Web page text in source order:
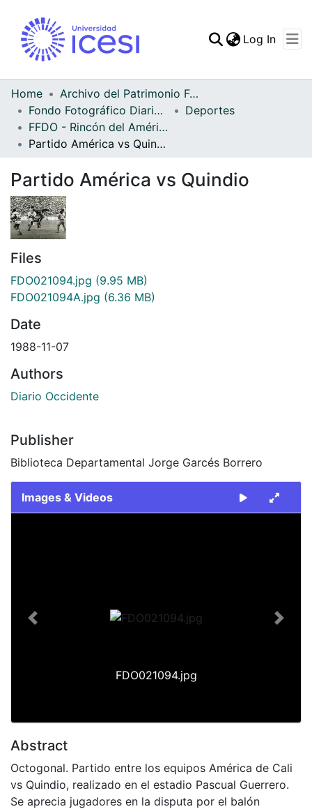
Statistics
Log In
Home
Archivo del Patrimonio Fotográfico y Fílmico del Valle del Cauca
Fondo Fotográfico Diario Occidente
Deportes
FFDO - Rincón del América - Patrimonial
Partido América vs Quindio
Partido América vs Quindio
Files
FDO021094.jpg (9.95 MB)
FDO021094A.jpg (6.36 MB)
Date
1988-11-07
Authors
Diario Occidente
Publisher
Biblioteca Departamental Jorge Garcés Borrero
Images & Videos
FDO021094.jpg
Previous Next
Abstract
Octogonal. Partido entre los equipos América de Cali
vs Quindio, realizado en el estadio Pascual Guerrero.
Se aprecia jugadores en la disputa por el balón